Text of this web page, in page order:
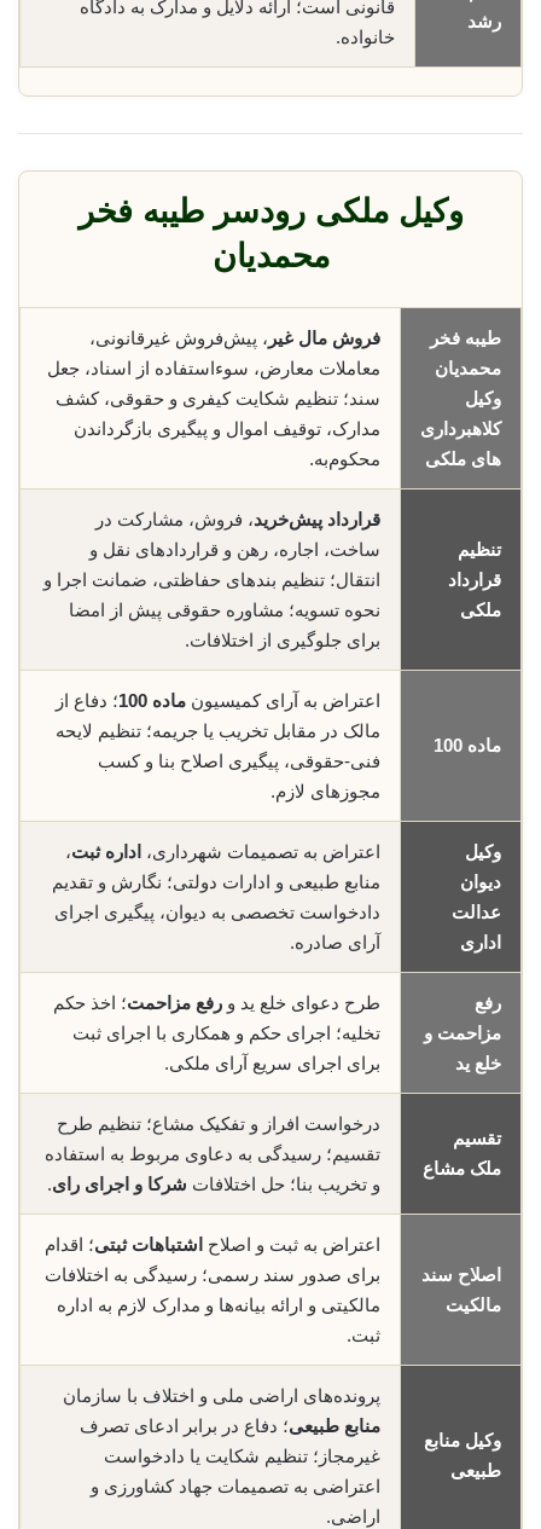
رشد
قانونی است؛ ارائه دلایل و مدارک به دادگاه
خانواده.
وکیل ملکی رودسر طیبه فخر
محمدیان
طیبه فخر
محمدیان
وکیل
کلاهبرداری
های ملکی
فروش مال غیر ، پیش‌فروش غیرقانونی،
معاملات معارض، سوء‌استفاده از اسناد، جعل
سند؛ تنظیم شکایت کیفری و حقوقی، کشف
مدارک، توقیف اموال و پیگیری بازگرداندن
محکوم‌به.
تنظیم
قرارداد
ملکی
قرارداد پیش‌خرید، فروش، مشارکت در
ساخت، اجاره، رهن و قراردادهای نقل و
انتقال؛ تنظیم بندهای حفاظتی، ضمانت اجرا و
نحوه تسویه؛ مشاوره حقوقی پیش از امضا
برای جلوگیری از اختلافات.
ماده 100
اعتراض به آرای کمیسیون ماده 100
؛ دفاع از
مالک در مقابل تخریب یا جریمه؛ تنظیم لایحه
فنی-حقوقی، پیگیری اصلاح بنا و کسب
مجوزهای لازم.
وکیل
دیوان
عدالت
اداری
اعتراض به تصمیمات شهرداری، اداره ثبت،
منابع طبیعی و ادارات دولتی؛ نگارش و تقدیم
دادخواست تخصصی به دیوان، پیگیری اجرای
آرای صادره.
رفع
مزاحمت و
خلع ید
طرح دعوای خلع ید و رفع مزاحمت؛ اخذ حکم
تخلیه؛ اجرای حکم و همکاری با اجرای ثبت
برای اجرای سریع آرای ملکی.
تقسیم
ملک مشاع
درخواست افراز و تفکیک مشاع؛ تنظیم طرح
تقسیم؛ رسیدگی به دعاوی مربوط به استفاده
و تخریب بنا؛ حل اختلافات شرکا و اجرای رای.
اصلاح سند
مالکیت
اعتراض به ثبت و اصلاح اشتباهات ثبتی؛ اقدام
برای صدور سند رسمی؛ رسیدگی به اختلافات
مالکیتی و ارائه بیانه‌ها و مدارک لازم به اداره
ثبت.
وکیل منابع
طبیعی
پرونده‌های اراضی ملی و اختلاف با سازمان
منابع طبیعی؛ دفاع در برابر ادعای تصرف
غیرمجاز؛ تنظیم شکایت یا دادخواست
اعتراضی به تصمیمات جهاد کشاورزی و
اراضی.